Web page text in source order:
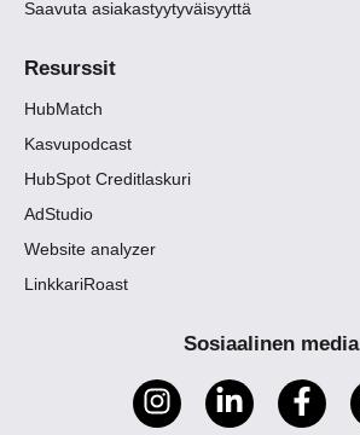
Saavuta asiakastyytyväisyyttä
Resurssit
HubMatch
Kasvupodcast
HubSpot Creditlaskuri
AdStudio
Website analyzer
LinkkariRoast
Sosiaalinen media